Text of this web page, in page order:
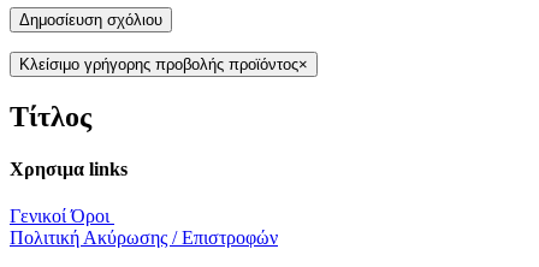
Κλείσιμο γρήγορης προβολής προϊόντος×
Τίτλος
Χρησιμα links
Γενικοί Όροι
Πολιτική Ακύρωσης / Επιστροφών